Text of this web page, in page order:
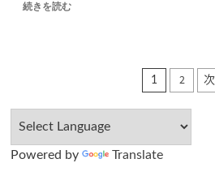
続きを読む
投
稿
の
1 2 次
Powered by Translate